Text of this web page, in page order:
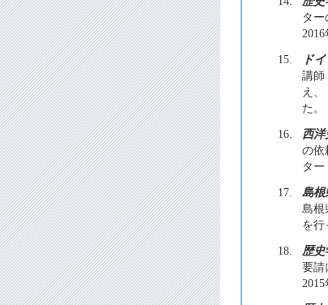
タ
15.
ド
講師
え
た。
16.
西洋
の依
ター
17.
島根
島根
を行
18.
歴史
要請